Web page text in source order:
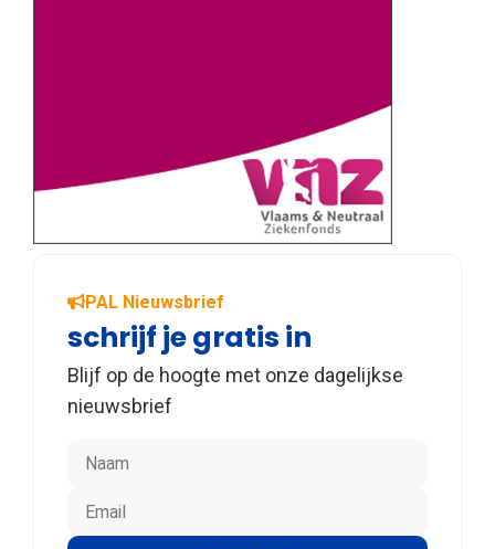
PAL Nieuwsbrief
schrijf je gratis in
Blijf op de hoogte met onze dagelijkse
nieuwsbrief